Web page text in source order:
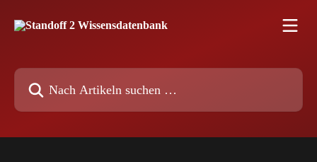
Nach Artikeln suchen …